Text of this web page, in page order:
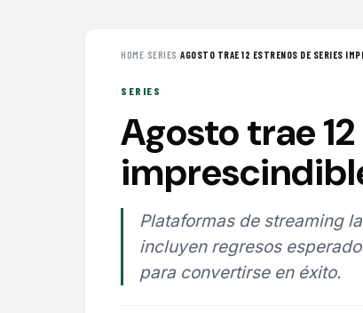
HOME› SERIES ›AGOSTO TRAE 12 ESTRENOS DE SERIES
SERIES
Agosto trae
Plataformas de streaming
incluyen regresos
para convertirse en éxito.